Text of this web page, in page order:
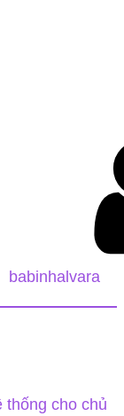
babinhalvara
cho chủ